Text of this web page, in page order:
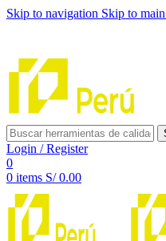
Skip to navigation Skip to
Login / Register
0
0 items S/0.00